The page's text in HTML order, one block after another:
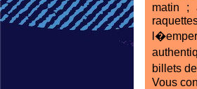
matin ;
billets
Vous